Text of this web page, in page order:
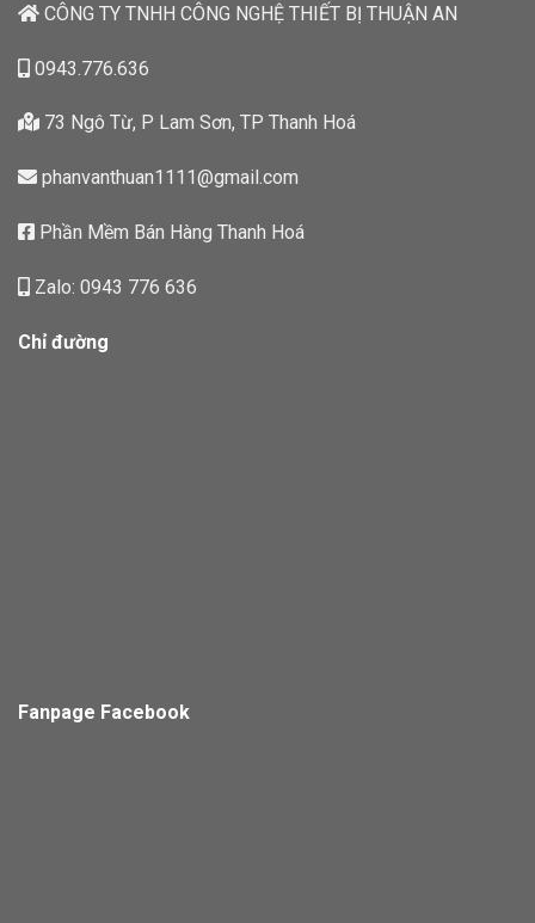
CÔNG TY TNHH CÔNG NGHỆ THIẾT BỊ THUẬN AN
0943.776.636
73 Ngô Từ, P Lam Sơn, TP Thanh Hoá
phanvanthuan1111@gmail.com
Phần Mềm Bán Hàng Thanh Hoá
Zalo: 0943 776 636
Chỉ đường
Fanpage Facebook